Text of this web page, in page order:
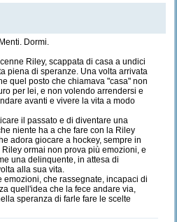
Dormi.
Riley, scappata di casa a undici
piena di speranze. Una volta arrivata
quel posto che chiamava "casa" non
per lei, e non volendo arrendersi e
avanti e vivere la vita a modo
il passato e di diventare una
niente ha a che fare con la Riley
adora giocare a hockey, sempre in
ormai non prova più emozioni, e
una delinquente, in attesa di
alla sua vita.
emozioni, che rassegnate, incapaci di
quell'idea che la fece andare via,
speranza di farle fare le scelte